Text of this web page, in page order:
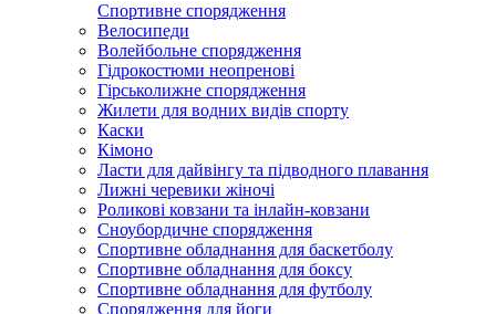
Спортивне спорядження
Велосипеди
Волейбольне спорядження
Гідрокостюми неопренові
Гірськолижне спорядження
Жилети для водних видів спорту
Каски
Кімоно
Ласти для дайвінгу та підводного плавання
Лижні черевики жіночі
Роликові ковзани та інлайн-ковзани
Сноубордичне спорядження
Спортивне обладнання для баскетболу
Спортивне обладнання для боксу
Спортивне обладнання для футболу
Спорядження для йоги